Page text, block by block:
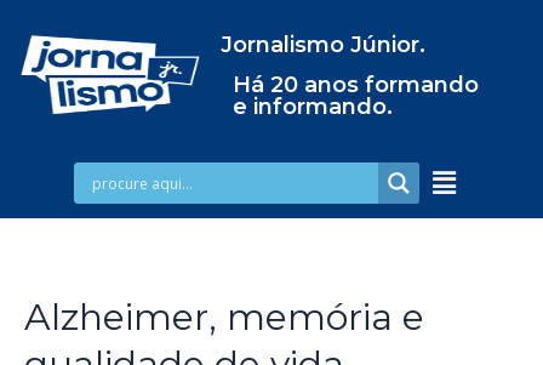
Jornalismo Júnior.
Há 20 anos formando
e informando.
Alzheimer, memória e